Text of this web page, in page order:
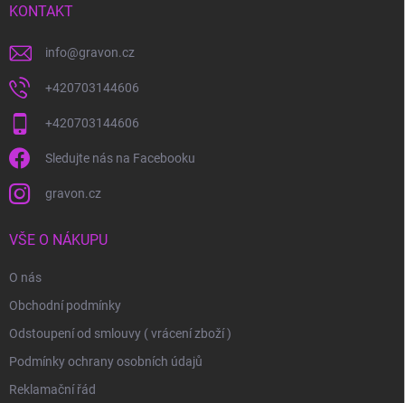
KONTAKT
info@gravon.cz
+420703144606
+420703144606
Sledujte nás na Facebooku
gravon.cz
VŠE O NÁKUPU
O nás
Obchodní podmínky
Odstoupení od smlouvy ( vrácení zboží )
Podmínky ochrany osobních údajů
Reklamační řád